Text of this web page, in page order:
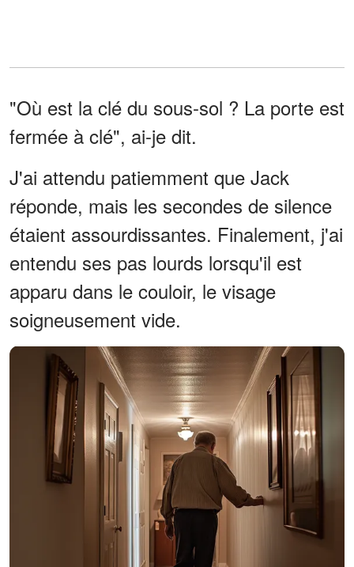
"Où est la clé du sous-sol ? La porte est
fermée à clé", ai-je dit.
J'ai attendu patiemment que Jack
réponde, mais les secondes de silence
étaient assourdissantes. Finalement, j'ai
entendu ses pas lourds lorsqu'il est
apparu dans le couloir, le visage
soigneusement vide.